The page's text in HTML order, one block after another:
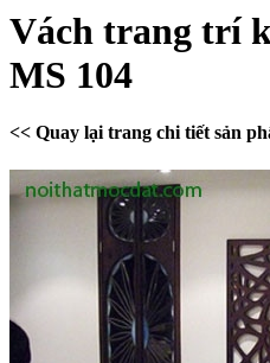
Vách trang trí
MS 104
<< Quay lại trang chi tiết sản